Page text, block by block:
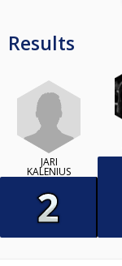
Results
JARI
KALENIUS